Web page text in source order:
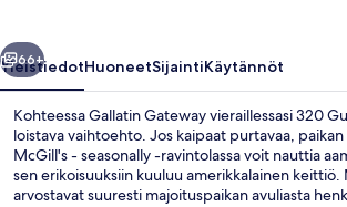
Seuraava
66+
YleistiedotHuoneetSijaintiKäytännöt
Kohteessa Gallatin Gateway vieraillessasi 320
loistava vaihtoehto. Jos kaipaat purtavaa, paikan
McGill's - seasonally -ravintolassa voit nauttia
sen erikoisuuksiin kuuluu amerikkalainen keittiö.
arvostavat suuresti majoituspaikan avuliasta